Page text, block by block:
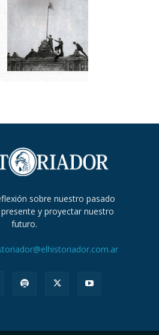
sobre nuestro pasado
y proyectar nuestro
futuro.